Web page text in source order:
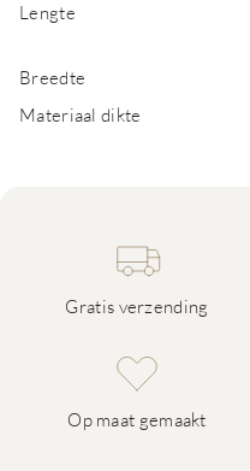
Lengte
Breedte
Materiaal dikte
Gratis verzending
Op maat gemaakt